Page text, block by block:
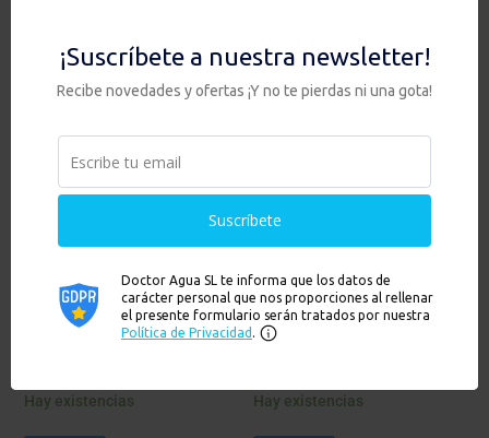
FILTRO
DUCHA
COMPACTO
DE LATÓN
119,00€
Hay existencias
FILTRO
DUCHA
SPRITE MINI
SLIM
39,90€
Hay existencias